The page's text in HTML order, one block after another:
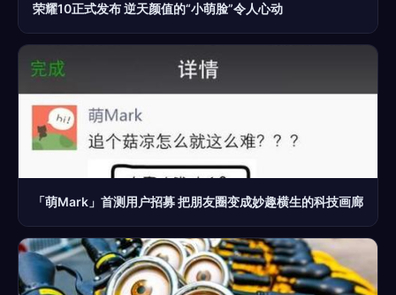
荣耀10正式发布 逆天颜值的“小萌脸”令人心动
「萌Mark」首测用户招募 把朋友圈变成妙趣横生的科技画廊